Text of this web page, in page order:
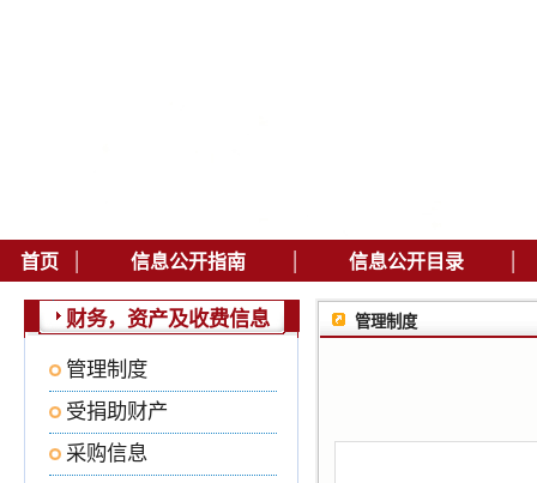
首页 | 信息公开指南 | 信息公开目录 |
财务，资产及收费信息
管理制度
受捐助财产
采购信息
管理制度